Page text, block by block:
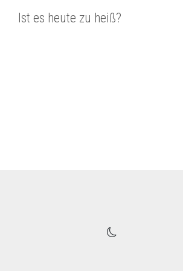
Ist es heute zu heiß?